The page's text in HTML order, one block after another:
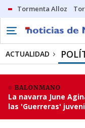
Tormenta Alloz
ACTUALIDAD
BALONMANO
La navarra June
las 'Guerreras'